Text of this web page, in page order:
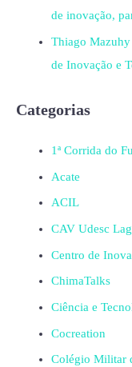
de inovação,
Thiago
de Inovação e
Categorias
1ª Corrida do
Acate
ACIL
CAV Udesc
Centro de
ChimaTalks
Ciência e
Cocreation
Colégio Militar